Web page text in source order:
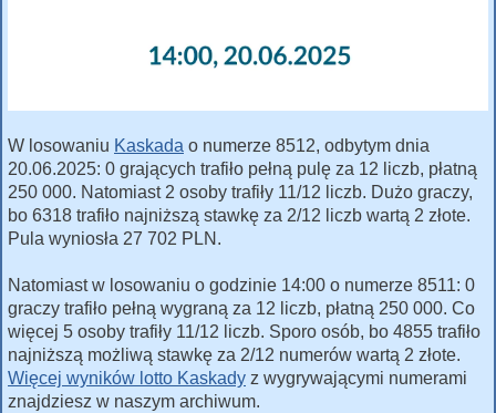
W losowaniu Kaskada o numerze 8512, odbytym dnia
20.06.2025: 0 grających trafiło pełną pulę za 12 liczb, płatną
250 000. Natomiast 2 osoby trafiły 11/12 liczb. Dużo graczy,
bo 6318 trafiło najniższą stawkę za 2/12 liczb wartą 2 złote.
Pula wyniosła 27 702 PLN.
Natomiast w losowaniu o godzinie 14:00 o numerze 8511: 0
graczy trafiło pełną wygraną za 12 liczb, płatną 250 000. Co
więcej 5 osoby trafiły 11/12 liczb. Sporo osób, bo 4855 trafiło
najniższą możliwą stawkę za 2/12 numerów wartą 2 złote.
Więcej wyników lotto Kaskady z wygrywającymi numerami
znajdziesz w naszym archiwum.